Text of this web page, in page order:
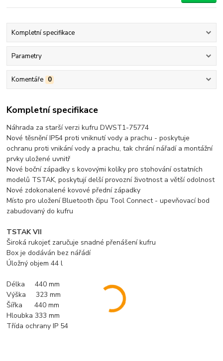
Kompletní specifikace
Parametry
Komentáře 0
Kompletní specifikace
Náhrada za starší verzi kufru DWST1-75774
Nové těsnění IP54 proti vniknutí vody a prachu - poskytuje
ochranu proti vnikání vody a prachu, tak chrání nářadí a montážní
prvky uložené uvnitř
Nové boční západky s kovovými kolíky pro stohování ostatních
modelů TSTAK, poskytují delší provozní životnost a větší odolnost
Nové zdokonalené kovové přední západky
Místo pro uložení Bluetooth čipu Tool Connect - upevňovací bod
zabudovaný do kufru
TSTAK VII
Široká rukojeť zaručuje snadné přenášení kufru
Box je dodáván bez nářádí
Úložný objem 44 l
Délka 440 mm
Výška 323 mm
Šířka 440 mm
Hloubka 333 mm
Třída ochrany IP 54